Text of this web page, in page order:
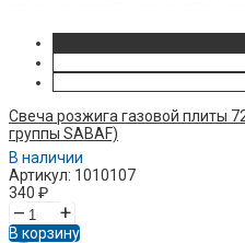
Свеча розжига газовой плиты
группы SABAF)
В наличии
Артикул: 1010107
340 ₽
– +
В корзину